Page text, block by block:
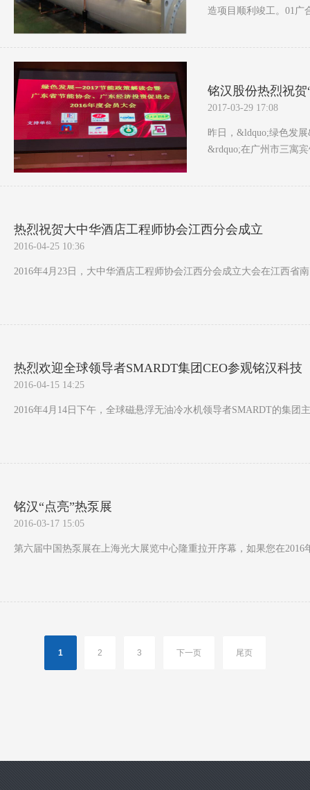
造项目顺利竣工。01广
铭汉股份热烈祝
2017-03-29 17:08
昨日，&ldquo;绿色发
&rdquo;在广州市三寓
热烈祝贺大中华酒店工程师协会江西分会成立
2016-04-25 10:36
2016年4月23日，大中华酒店工程师协会江西分会成立大会在江西
热烈欢迎全球领导者SMARDT集团CEO参观铭汉科技
2016-04-15 14:25
2016年4月14日下午，全球磁悬浮无油冷水机领导者SMARDT的集
铭汉“点亮”热泵展
2016-03-17 15:05
第六届中国热泵展在上海光大展览中心隆重拉开序幕，如果您在
1 2 3 下一页 尾页